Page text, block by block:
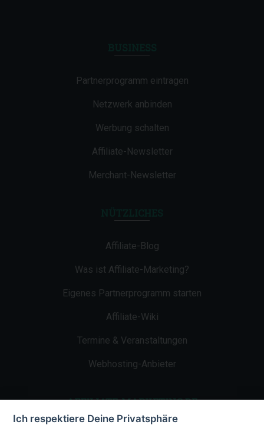
Partnerprogramm eintragen
Netzwerk anbinden
Werbung schalten
Affiliate-Newsletter
Merchant-Newsletter
Affiliate-Blog
Was ist Affiliate-Marketing?
Eigenes Partnerprogramm starten
Affiliate-Wiki
Termine & Veranstaltungen
Webhosting-Anbieter
AFFILIATE-MARKETING.DE
Ich respektiere Deine Privatsphäre